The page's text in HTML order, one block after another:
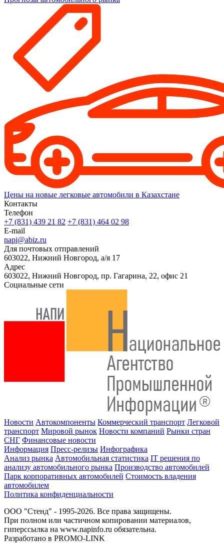
Цены на новые легковые автомобили в Казахстане
Контакты
Телефон
+7 (831) 439 21 82 +7 (831) 464 02 98
E-mail
napi@abiz.ru
Для почтовых отправлений
603022, Нижний Новгород, а/я 17
Адрес
603022, Нижний Новгород, пр. Гагарина, 22, офис 21
Социальные сети
Новости Автокомпоненты Коммерческий транспорт Легковой
транспорт Мировой рынок Новости компаний Рынки стран
СНГ Финансовые новости
Информация Пресс-релизы Инфографика
Анализ рынка Автомобильная статистика IT решения по
анализу автомобильного рынка Производство автомобилей
Парк корпоративных автомобилей Стоимость владения
автомобилем
Политика конфиденциальности
ООО "Стенд" - 1995-2026. Все права защищены.
При полном или частичном копировании материалов,
гиперссылка на www.napinfo.ru обязательна.
Разработано в PROMO-LINK